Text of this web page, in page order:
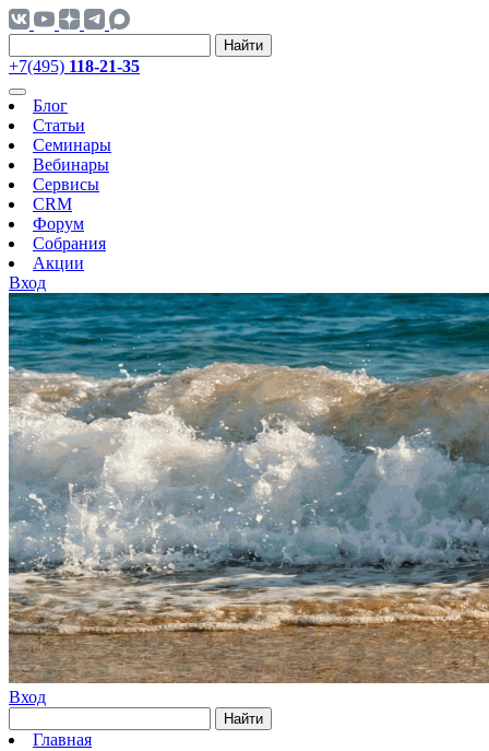
Найти
+7(495) 118-21-35
Блог
Статьи
Семинары
Вебинары
Сервисы
CRM
Форум
Собрания
Акции
Вход
Вход
Найти
Главная